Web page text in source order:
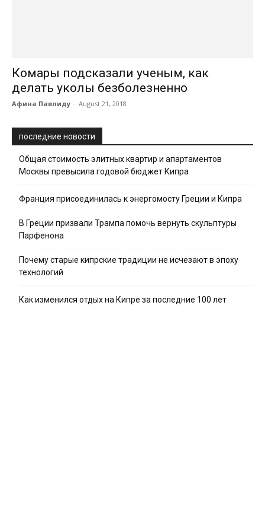
Комары подсказали ученым, как
делать уколы безболезненно
Афина Павлиду - August 21, 2018
последние новости
Общая стоимость элитных квартир и апартаментов
Москвы превысила годовой бюджет Кипра
Франция присоединилась к энергомосту Греции и Кипра
В Греции призвали Трампа помочь вернуть скульптуры
Парфенона
Почему старые кипрские традиции не исчезают в эпоху
технологий
Как изменился отдых на Кипре за последние 100 лет